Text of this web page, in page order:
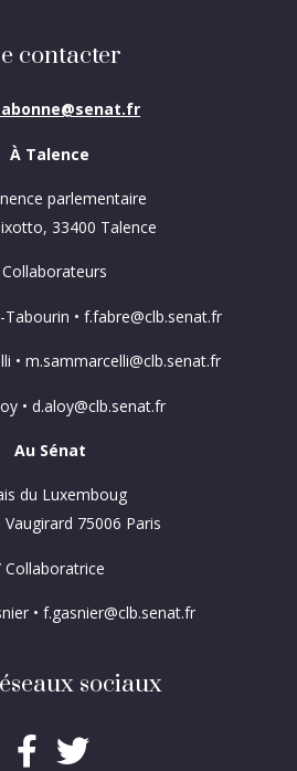
contacter
À Talence
parlementaire
33400 Talence
• f.fabre@clb.senat.fr
• m.sammarcelli@clb.senat.fr
• d.aloy@clb.senat.fr
Au Sénat
du Luxemboug
Vaugirard 75006 Paris
Collaboratrice
• f.gasnier@clb.senat.fr
sociaux